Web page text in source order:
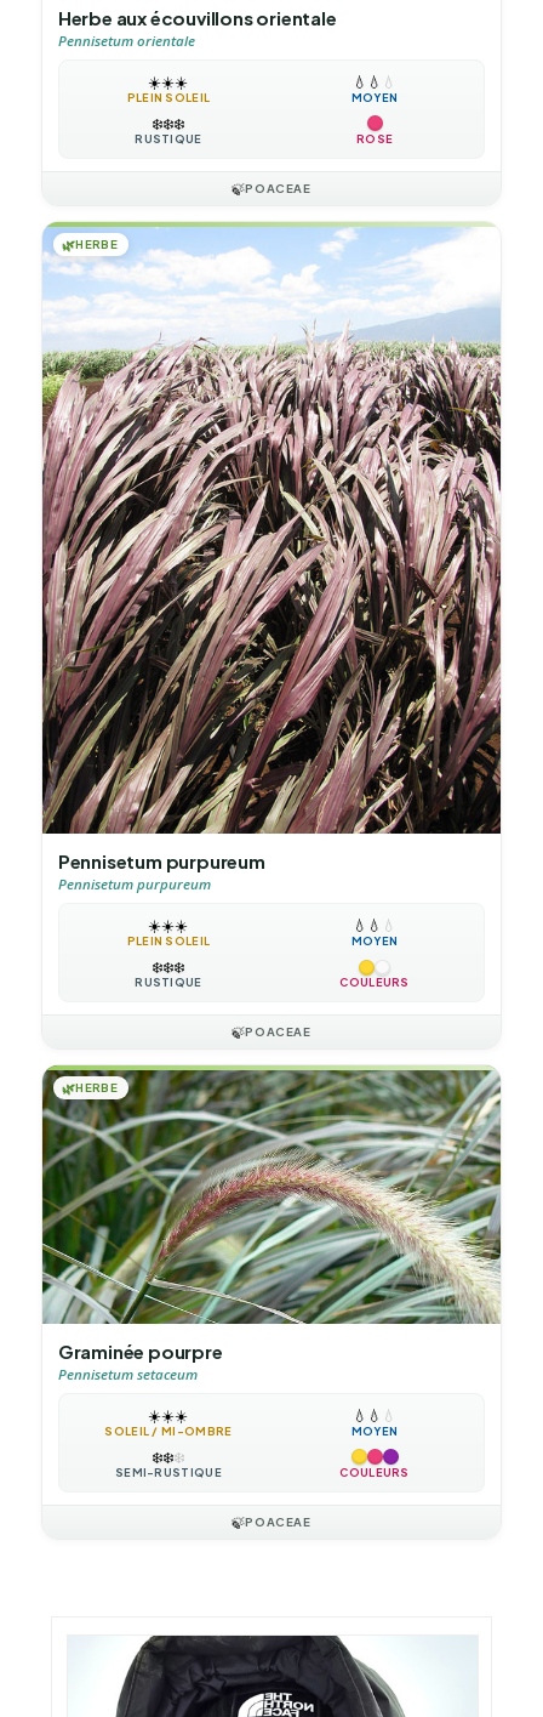
Herbe aux écouvillons orientale
Pennisetum orientale
☀️☀️☀️
PLEIN SOLEIL
💧 💧 💧
MOYEN
❄️❄️❄️
RUSTIQUE ROSE
🍃POACEAE
🌿HERBE
Pennisetum purpureum
Pennisetum purpureum
☀️☀️☀️
PLEIN SOLEIL
💧 💧 💧
MOYEN
❄️❄️❄️
RUSTIQUE COULEURS
🍃POACEAE
🌿HERBE
Graminée pourpre
Pennisetum setaceum
☀️☀️☀️
SOLEIL / MI-OMBRE
💧 💧 💧
MOYEN
❄️❄️❄️
SEMI-RUSTIQUE COULEURS
🍃POACEAE